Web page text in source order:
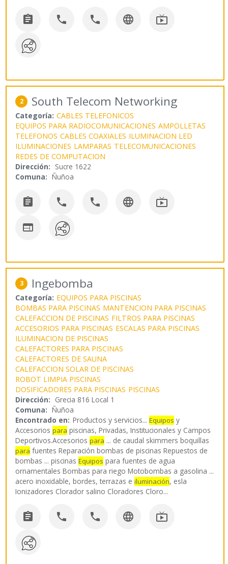
    
2 South Telecom Networking
Categoría: CABLES TELEFONICOS
EQUIPOS PARA RADIOCOMUNICACIONES AMPOLLETAS
TELEFONOS CABLES COAXIALES ILUMINACION LED
ILUMINACIONES LAMPARAS TELECOMUNICACIONES
REDES DE COMPUTACION
Dirección: Sucre 1622
Comuna: Ñuñoa
    

3 Ingebomba
Categoría: EQUIPOS PARA PISCINAS
BOMBAS PARA PISCINAS MANTENCION PARA PISCINAS
CALEFACCION DE PISCINAS FILTROS PARA PISCINAS
ACCESORIOS PARA PISCINAS ESCALAS PARA PISCINAS
ILUMINACION DE PISCINAS
CALEFACTORES PARA PISCINAS
CALEFACTORES DE SAUNA
CALEFACCION SOLAR DE PISCINAS
ROBOT LIMPIA PISCINAS
DOSIFICADORES PARA PISCINAS PISCINAS
Dirección: Grecia 816 Local 1
Comuna: Ñuñoa
Encontrado en: Productos y servicios...Equipos y
Accesoriospara piscinas, Privadas, Institucionales y Campos
Deportivos.Accesoriospara ... de caudal skimmers boquillas
para fuentes Reparación bombas de piscinas Repuestos de
bombas ... piscinasEquipos para fuentes de agua
ornamentales Bombas para riego Motobombas a gasolina ...
acero inoxidable, bordes, terrazas eiluminación, esla
Ionizadores Clorador salino Cloradores Cloro...
    